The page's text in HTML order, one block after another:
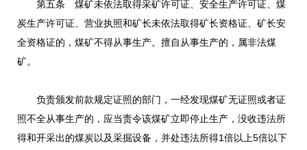
第五条 煤矿未依法取得采矿许可证、安全生产许可证、煤
炭生产许可证、营业执照和矿长未依法取得矿长资格证、矿长安
全资格证的，煤矿不得从事生产。擅自从事生产的，属非法煤
矿。
负责颁发前款规定证照的部门，一经发现煤矿无证照或者证
照不全从事生产的，应当责令该煤矿立即停止生产，没收违法所
得和开采出的煤炭以及采掘设备，并处违法所得1倍以上5倍以下